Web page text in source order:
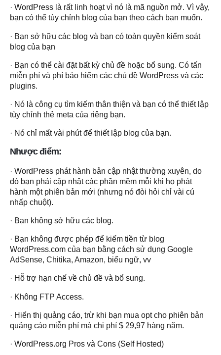
· WordPress là rất linh hoạt vì nó là mã nguồn mở. Vì vậy,
bạn có thể tùy chỉnh blog của bạn theo cách bạn muốn.
· Bạn sở hữu các blog và bạn có toàn quyền kiểm soát
blog của bạn
· Bạn có thể cài đặt bất kỳ chủ đề hoặc bổ sung. Có tấn
miễn phí và phí bảo hiểm các chủ đề WordPress và các
plugins.
· Nó là công cụ tìm kiếm thân thiện và bạn có thể thiết lập
tùy chỉnh thẻ meta của riêng bạn.
· Nó chỉ mất vài phút để thiết lập blog của bạn.
Nhược điểm:
· WordPress phát hành bản cập nhật thường xuyên, do
đó bạn phải cập nhật các phần mềm mỗi khi họ phát
hành một phiên bản mới (nhưng nó đòi hỏi chỉ vài cú
nhấp chuột).
· Bạn không sở hữu các blog.
· Bạn không được phép để kiếm tiền từ blog
WordPress.com của bạn bằng cách sử dụng Google
AdSense, Chitika, Amazon, biểu ngữ, vv
· Hỗ trợ hạn chế về chủ đề và bổ sung.
· Không FTP Access.
· Hiển thị quảng cáo, trừ khi bạn mua opt cho phiên bản
quảng cáo miễn phí mà chi phí $ 29,97 hàng năm.
· WordPress.org Pros và Cons (Self Hosted)